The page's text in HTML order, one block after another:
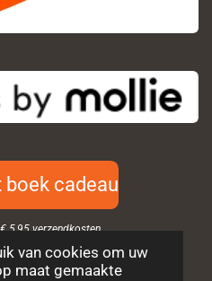
van cookies om uw
maat gemaakte
boek cadeau
5,95 verzendkosten